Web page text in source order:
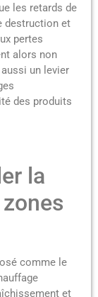
les retards de
destruction et
pertes
alors non
un levier
des produits
la
comme le
et